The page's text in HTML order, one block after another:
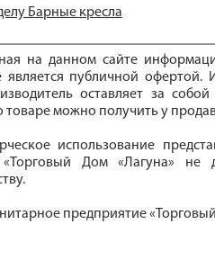
Барные кресла
на данном сайте
является публичной офертой.
оставляет за
можно получить у
использование
«Торговый Дом «Лагуна» не
предприятие